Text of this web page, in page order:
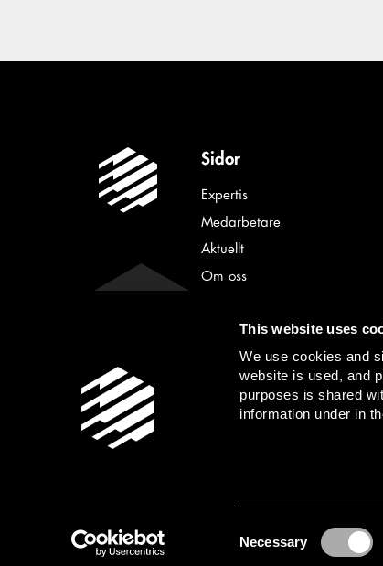
This website uses
We use cookies and
website is used, and
purposes is shared
information under in
Necessary
Sidor
Expertis
Medarbetare
Aktuellt
Om oss
Kontakt
Personuppgifter
Advokatfirman Lindahl KB |